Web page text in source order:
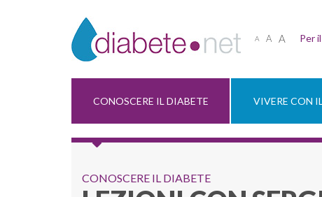
A A A Per
CONOSCERE IL DIABETE VIVERE CON
CONOSCERE IL DIABETE